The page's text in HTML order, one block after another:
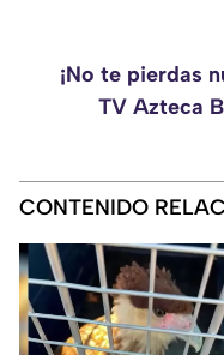
¡No te pierdas
TV Azteca
CONTENIDO